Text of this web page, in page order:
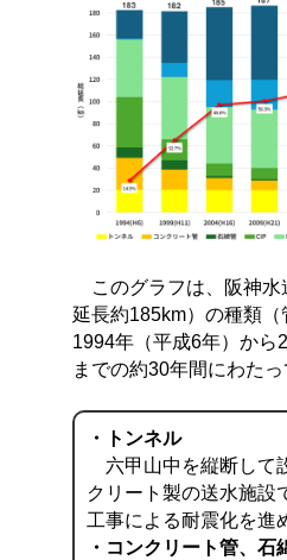
このグラフは、阪神水
延長約185km）の種類（
1994年（平成6年）から
までの約30年間にわたっ
・トンネル
六甲山中を縦断して
クリート製の送水施設
工事による耐震化を進
・コンクリート管、石